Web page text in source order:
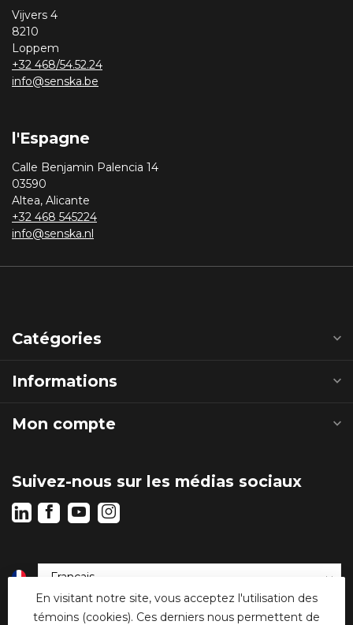
Vijvers 4
8210
Loppem
+32 468/54.52.24
info@senska.be
l'Espagne
Calle Benjamin Palencia 14
03590
Altea, Alicante
+32 468 545224
info@senska.nl
Catégories
Informations
Mon compte
Suivez-nous sur les médias sociaux
En visitant notre site, vous acceptez l'utilisation des
témoins (cookies). Ces derniers nous permettent de